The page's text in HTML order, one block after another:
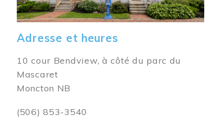
Adresse et heures
10 cour Bendview, à côté du parc du
Mascaret
Moncton NB
(506) 853-3540